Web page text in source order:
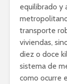
equilibrado y
transporte
viviendas,
diez o doce
sistema de
como ocurre